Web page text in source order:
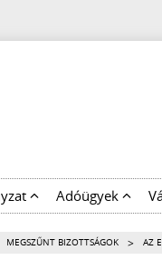
Adóügyek
MEGSZŰNT BIZOTTSÁGOK > AZ